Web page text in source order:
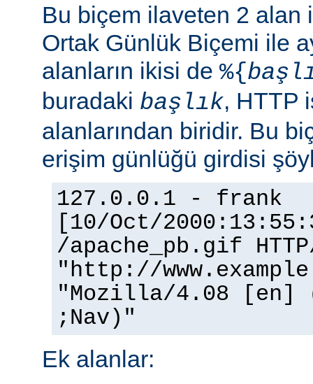
Bu biçem ilaveten 2 alan
Ortak Günlük Biçemi ile
alanların ikisi de %{
buradaki başlık, HTTP
alanlarından biridir. Bu
erişim günlüğü girdisi
127.0.0.1 - frank
[10/Oct/
/apache_pb.gif
"http://
"Mozilla/4.08 [en]
;Nav)"
Ek alanlar: